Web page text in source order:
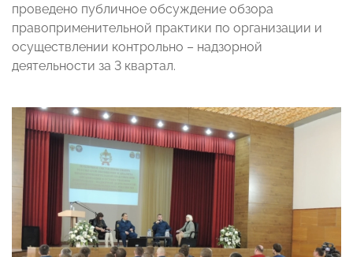
проведено публичное обсуждение обзора
правоприменительной практики по организации и
осуществлении контрольно – надзорной
деятельности за 3 квартал.